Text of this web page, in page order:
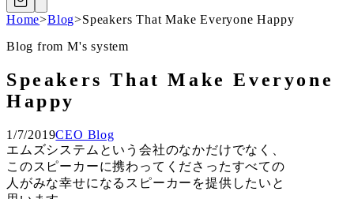
Home>Blog>Speakers That Make Everyone Happy
Blog from M's system
Speakers That Make Everyone
Happy
1/7/2019CEO Blog
エムズシステムという会社のなかだけでなく、
このスピーカーに携わってくださったすべての
人がみな幸せになるスピーカーを提供したいと